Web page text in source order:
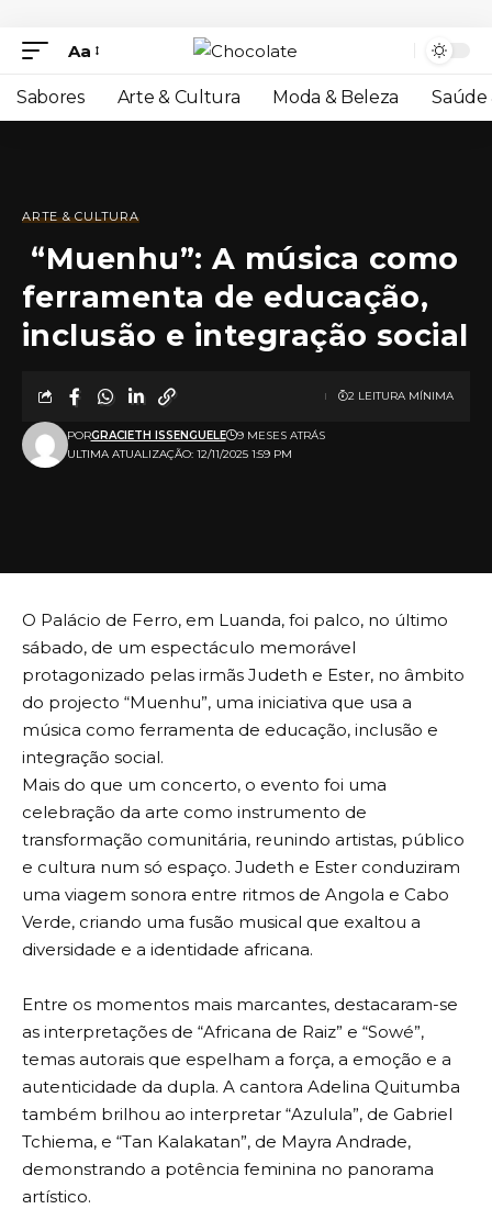
Aa
Sabores Arte & Cultura Moda & Beleza Saúde
ARTE & CULTURA
“Muenhu”: A música como
ferramenta de educação,
inclusão e integração social
ULTIMA ATUALIZAÇÃO: 12/11/2025 1:59 PM
PORGRACIETH ISSENGUELE 9 MESES ATRÁS
2 LEITURA MÍNIMA
O Palácio de Ferro, em Luanda, foi palco, no último
sábado, de um espectáculo memorável
protagonizado pelas irmãs Judeth e Ester, no âmbito
do projecto “Muenhu”, uma iniciativa que usa a
música como ferramenta de educação, inclusão e
integração social.
Mais do que um concerto, o evento foi uma
celebração da arte como instrumento de
transformação comunitária, reunindo artistas, público
e cultura num só espaço. Judeth e Ester conduziram
uma viagem sonora entre ritmos de Angola e Cabo
Verde, criando uma fusão musical que exaltou a
diversidade e a identidade africana.
Entre os momentos mais marcantes, destacaram-se
as interpretações de “Africana de Raiz” e “Sowé”,
temas autorais que espelham a força, a emoção e a
autenticidade da dupla. A cantora Adelina Quitumba
também brilhou ao interpretar “Azulula”, de Gabriel
Tchiema, e “Tan Kalakatan”, de Mayra Andrade,
demonstrando a potência feminina no panorama
artístico.